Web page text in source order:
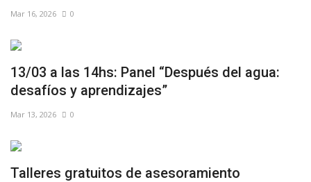
Mar 16, 2026 0
13/03 a las 14hs: Panel “Después del agua:
desafíos y aprendizajes”
Mar 13, 2026 0
Talleres gratuitos de asesoramiento